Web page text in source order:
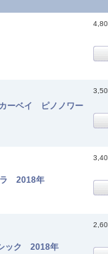
ーベイ ピノノワー
2018年
ック 2018年